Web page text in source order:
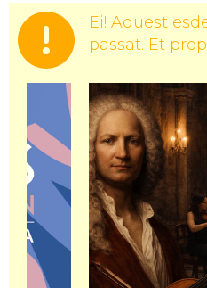
Ei! Aquest
passat. Et